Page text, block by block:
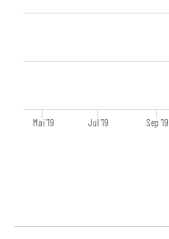
Mai '19 Jul '19 Sep '19